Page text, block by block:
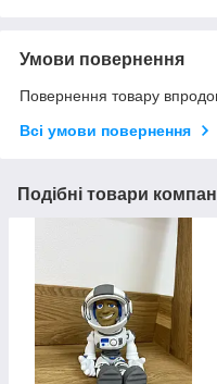
Умови повернення
Повернення товару
Всі умови повернення
Подібні товари